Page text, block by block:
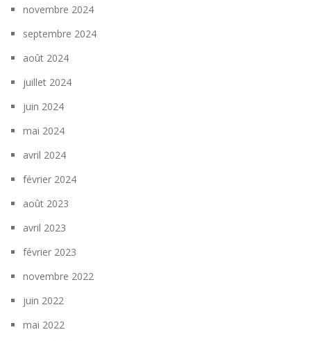
novembre 2024
septembre 2024
août 2024
juillet 2024
juin 2024
mai 2024
avril 2024
février 2024
août 2023
avril 2023
février 2023
novembre 2022
juin 2022
mai 2022